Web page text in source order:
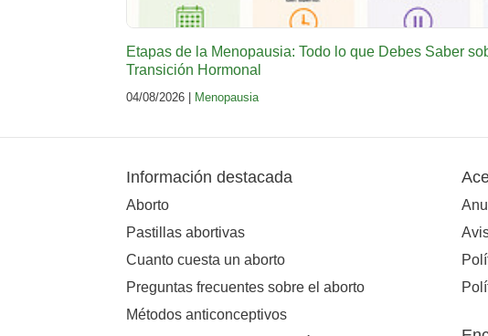
Etapas de la Menopausia: Todo lo que Debes Saber
Transición Hormonal
04/08/2026 | Menopausia
Información destacada
Aborto
Pastillas abortivas
Cuanto cuesta un aborto
Preguntas frecuentes sobre el aborto
Métodos anticonceptivos